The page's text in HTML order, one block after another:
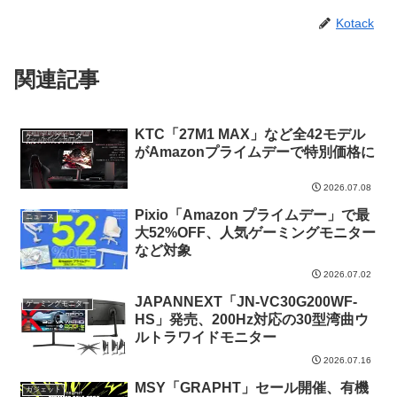
Kotack
関連記事
ゲーミングモニター
KTC「27M1 MAX」など全42モデル
がAmazonプライムデーで特別価格に
2026.07.08
ニュース
Pixio「Amazon プライムデー」で最
大52%OFF、人気ゲーミングモニター
など対象
2026.07.02
ゲーミングモニター
JAPANNEXT「JN-VC30G200WF-
HS」発売、200Hz対応の30型湾曲ウ
ルトラワイドモニター
2026.07.16
ガジェット
MSY「GRAPHT」セール開催、有機